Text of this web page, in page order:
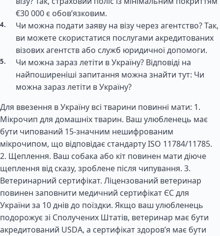
€30 000 є обов’язковим.
Чи можна подати заяву на візу через агентство? Так,
ви можете скористатися послугами акредитованих
візових агентств або служб юридичної допомоги.
Чи можна зараз летіти в Україну? Відповіді на
найпоширеніші запитання можна знайти тут: Чи
можна зараз летіти в Україну?
Для ввезення в Україну всі тварини повинні мати: 1.
Мікрочип для домашніх тварин. Ваш улюбленець має
бути чипований 15-значним нешифрованим
мікрочипом, що відповідає стандарту ISO 11784/11785.
2. Щеплення. Ваш собака або кіт повинен мати діюче
щеплення від сказу, зроблене після чипування. 3.
Ветеринарний сертифікат. Ліцензований ветеринар
повинен заповнити медичний сертифікат ЄС для
України за 10 днів до поїздки. Якщо ваш улюбленець
подорожує зі Сполучених Штатів, ветеринар має бути
акредитований USDA, а сертифікат здоров’я має бути